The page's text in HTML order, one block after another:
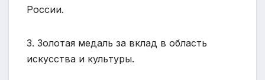
России.
3. Золотая медаль за вклад в область
искусства и культуры.